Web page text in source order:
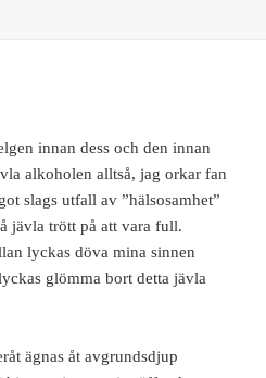
inte är ”fel” att dricka alkohol.
innan dess och den innan
alkoholen alltså, jag orkar fan
slags utfall av ”hälsosamhet”
jävla trött på att vara full.
lyckas döva mina sinnen
glömma bort detta jävla
ägnas åt avgrundsdjup